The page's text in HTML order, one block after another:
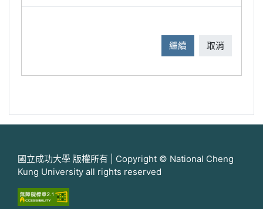
繼續 取消
國立成功大學 版權所有 | Copyright © National Cheng
Kung University all rights reserved